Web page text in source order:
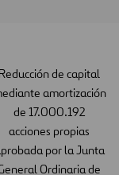
Reducción de capital
amortización
de 17.000.192
acciones propias
por la Junta
Ordinaria de